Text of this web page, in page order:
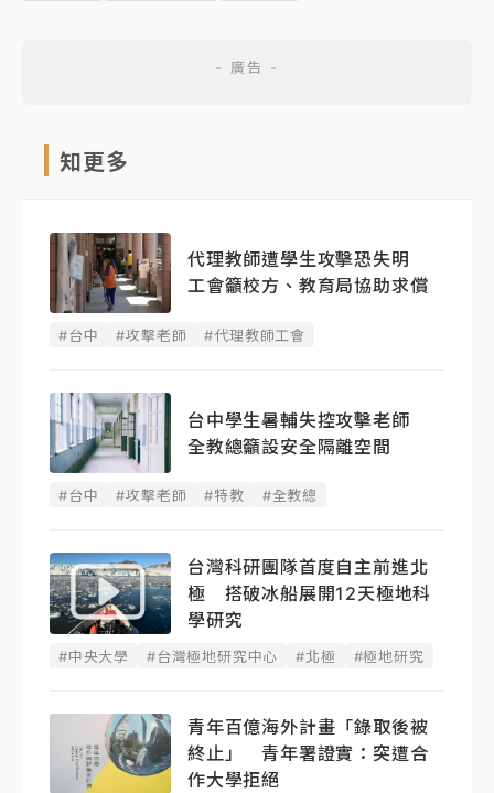
知更多
代理教師遭學生攻擊恐失明
工會籲校方、教育局協助求償
#台中 #攻擊老師 #代理教師工會
台中學生暑輔失控攻擊老師
全教總籲設安全隔離空間
#台中 #攻擊老師 #特教 #全教總
台灣科研團隊首度自主前進北
極 搭破冰船展開12天極地科
學研究
#中央大學 #台灣極地研究中心 #北極 #極地研究
青年百億海外計畫「錄取後被
終止」 青年署證實：突遭合
作大學拒絕